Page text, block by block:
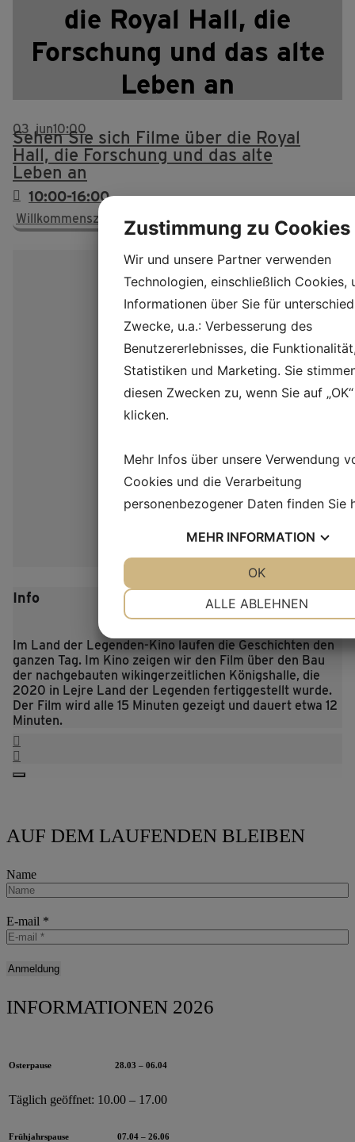
die Royal Hall, die
Forschung und das alte
Leben an
03 jun10:00
Sehen Sie sich Filme über die Royal
Hall, die Forschung und das alte
Leben an
10:00-16:00
Willkommenszentrum und Kino, nr. 2
Info
Im Land der Legenden-Kino laufen die Geschichten den
ganzen Tag. Im Kino zeigen wir den Film über den Bau
der nachgebauten wikingerzeitlichen Königshalle, die
2020 in Lejre Land der Legenden fertiggestellt wurde.
Der Film wird alle 15 Minuten gezeigt und dauert etwa 12
Minuten.
AUF DEM LAUFENDEN BLEIBEN
Name
E-mail *
INFORMATIONEN 2026
Osterpause 28.03 – 06.04
Täglich geöffnet: 10.00 – 17.00
Frühjahrspause 07.04 – 26.06
Zustimmung zu Cookies
Wir und unsere Partner verwenden
Technologien, einschließlich Cookies,
Informationen über Sie für
Zwecke, u.a.: Verbesserung des
Benutzererlebnisses, die
Statistiken und Marketing. Sie
diesen Zwecken zu, wenn Sie auf „OK“
klicken.
Mehr Infos über unsere Verwendung
Cookies und die Verarbeitung
personenbezogener Daten finden Sie
MEHR INFORMATION
MARKETING STATISTIKEN
ALLE ABLEHNEN
OK